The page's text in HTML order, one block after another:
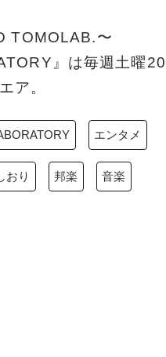
TOMOLAB.〜
』は毎週土曜20
ア。
エンタメ
おり 邦楽 音楽